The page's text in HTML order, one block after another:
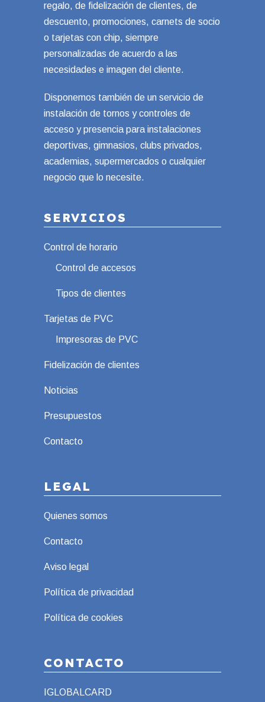
regalo, de fidelización de clientes, de
descuento, promociones, carnets de socio
o tarjetas con chip, siempre
personalizadas de acuerdo a las
necesidades e imagen del cliente.
Disponemos también de un servicio de
instalación de tornos y controles de
acceso y presencia para instalaciones
deportivas, gimnasios, clubs privados,
academias, supermercados o cualquier
negocio que lo necesite.
SERVICIOS
Control de horario
Control de accesos
Tipos de clientes
Tarjetas de PVC
Impresoras de PVC
Fidelización de clientes
Noticias
Presupuestos
Contacto
LEGAL
Quienes somos
Contacto
Aviso legal
Política de privacidad
Política de cookies
CONTACTO
IGLOBALCARD